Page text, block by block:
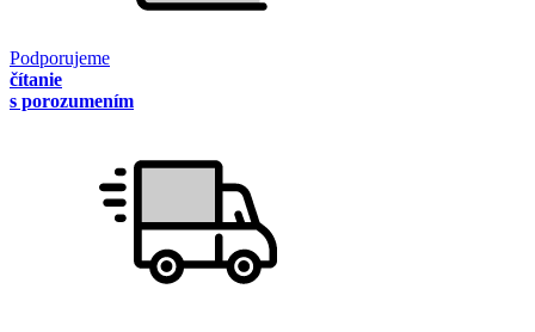
Podporujeme
čítanie
s porozumením